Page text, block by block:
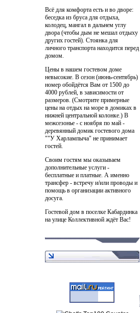
Всё для комфорта есть и во дворе:
беседка из бруса для отдыха,
колодец, мангал в дальнем углу
двора (чтобы дым не мешал отдыху
других гостей). Стоянка для
личного транспорта находится перед
домом.
Цены в нашем гостевом доме
невысокие. В сезон (июнь-сентябрь)
номер обойдётся Вам от 1500 до
4000 рублей, в зависимости от
размеров. (Смотрите примерные
цены на отдых на море в домиках в
нижней центральной колонке.) В
межсезонье - с ноября по май -
деревянный домик гостевого дома
""У Харлампыча" не принимает
гостей.
Своим гостям мы оказываем
дополнительные услуги -
бесплатные и платные. А именно
трансфер - встречу и/или проводы и
помощь в организации активного
досуга.
Гостевой дом в поселке Кабардинка
на улице Коллективной ждёт Вас!